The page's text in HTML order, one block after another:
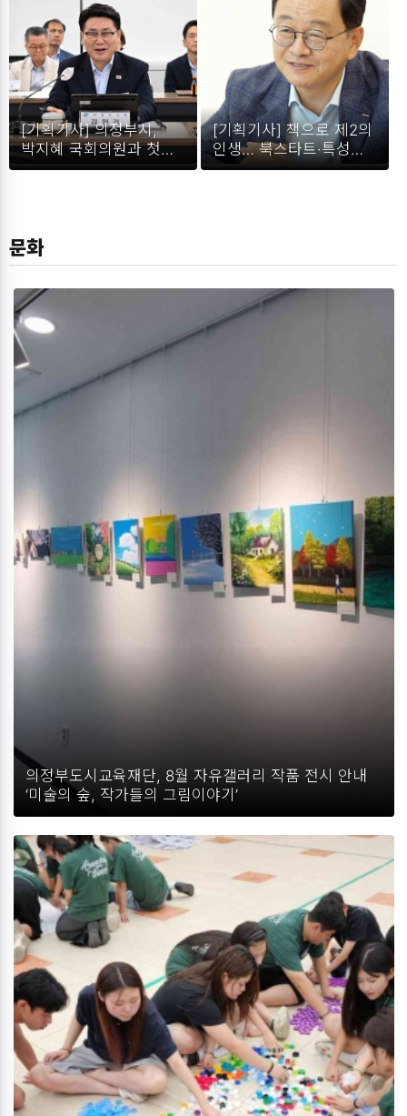
[기획기사] 의정부시,
박지혜 국회의원과 첫
당정협의회… 국비 확보‧
[기획기사] 책으로 제2의
인생… 북스타트·특성화
매니저로 활약하는
문화
의정부도시교육재단, 8월 자유갤러리 작품 전시 안내
‘미술의 숲, 작가들의 그림이야기’